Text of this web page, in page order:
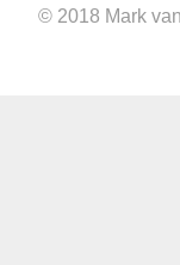
© 2018 Mark